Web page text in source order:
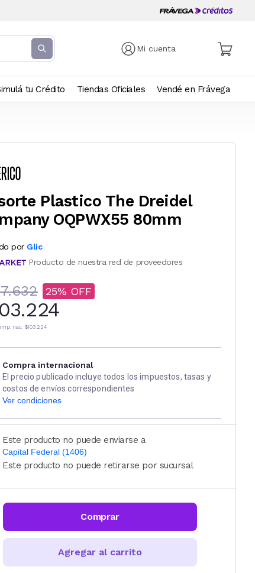
Mi cuenta
tu Crédito Tiendas Oficiales Vendé en Frávega
Plastico The Dreidel
OQPWX55 80mm
por Glic
Producto de nuestra red de proveedores
25
nac. $103.224
Compra internacional
El precio publicado incluye todos los impuestos, tasas y
costos de envíos correspondientes
Ver condiciones
Este producto no puede enviarse a
Capital Federal (1406)
Ingresá código postal (sólo números)
CALCULAR
Este producto no puede retirarse por sucursal
Comprar
Agregar al carrito